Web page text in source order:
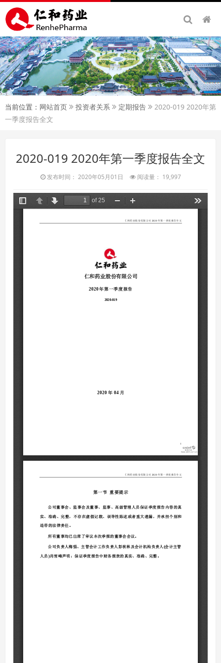
当前位置： 网站首页 投资者关系 定期报告
2020-019 2020年第
一季度报告全文
2020-019 2020年第一季度报告全文
发布时间： 2020年05月01日 阅读量： 19,997